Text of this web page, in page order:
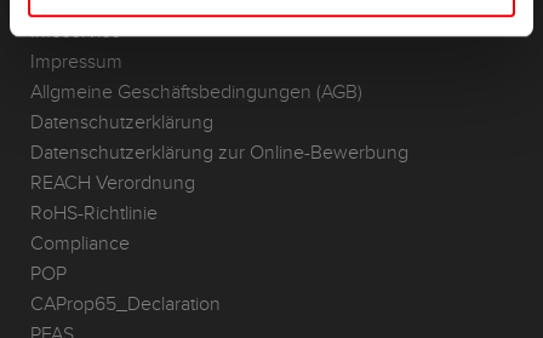
Infoservice
Impressum
Allgmeine Geschäftsbedingungen (AGB)
Datenschutzerklärung
Datenschutzerklärung zur Online-Bewerbung
REACH Verordnung
RoHS-Richtlinie
Compliance
POP
CAProp65_Declaration